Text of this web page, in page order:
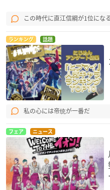
この時代に直江信綱が1位にな
ランキング 話題
私の心には帝统が一番だ
フェア ニュース